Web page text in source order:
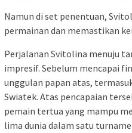
Namun di set penentuan,
permainan dan memastikan
Perjalanan Svitolina menuju
impresif. Sebelum mencapai
unggulan papan atas,
Swiatek. Atas pencapaian
pemain tertua yang mampu
lima dunia dalam satu